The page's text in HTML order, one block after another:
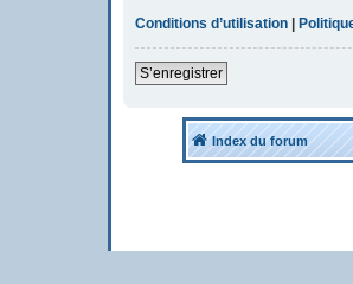
Conditions d’utilisation |
S’enregistrer
Index du forum